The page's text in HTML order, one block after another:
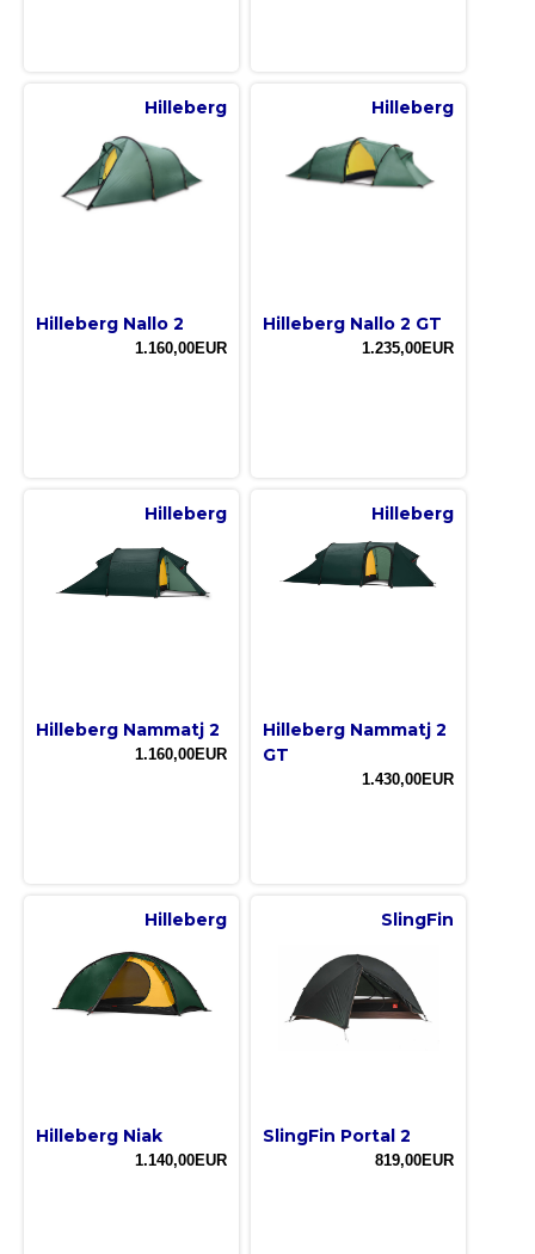
Hilleberg
Hilleberg Nallo 2
1.160,00EUR
Hilleberg
Hilleberg Nallo 2 GT
1.235,00EUR
Hilleberg
Hilleberg Nammatj 2
1.160,00EUR
Hilleberg
Hilleberg Nammatj 2
GT
1.430,00EUR
Hilleberg
Hilleberg Niak
1.140,00EUR
SlingFin
SlingFin Portal 2
819,00EUR